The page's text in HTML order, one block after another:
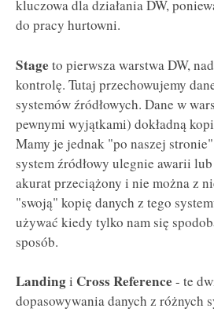
kluczowa dla działania DW,
do pracy hurtowni.
Stage to pierwsza warstwa DW,
kontrolę. Tutaj przechowujemy
systemów źródłowych. Dane w
pewnymi wyjątkami) dokładną
Mamy je jednak "po naszej
system źródłowy ulegnie awarii
akurat przeciążony i nie można z
"swoją" kopię danych z tego
używać kiedy tylko nam się
sposób.
Landingi Cross Reference - te
dopasowywania danych z różnych